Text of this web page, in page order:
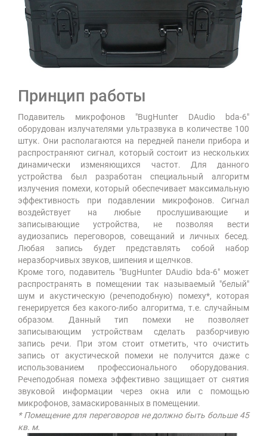
Принцип работы
Подавитель микрофонов "BugHunter DAudio bda-6"
оборудован излучателями ультразвука в количестве 100
штук. Они располагаются на передней панели прибора и
распространяют сигнал, который состоит из нескольких
динамически изменяющихся частот. Для данного
устройства был разработан специальный алгоритм
излучения помехи, который обеспечивает максимальную
эффективность при подавлении микрофонов. Сигнал
воздействует на любые прослушивающие и
записывающие устройства, не позволяя вести
аудиозапись переговоров, совещаний и личных бесед.
Любая запись будет представлять собой набор
неразборчивых звуков, шипения и щелчков.
Кроме того, подавитель "BugHunter DAudio bda-6" может
распространять в помещении так называемый "белый"
шум и акустическую (речеподобную) помеху*, которая
генерируется без какого-либо алгоритма, т.е. случайным
образом. Данный тип помехи не позволяет
записывающим устройствам сделать разборчивую
запись речи. При этом стоит отметить, что очистить
запись от акустической помехи не получится даже с
использованием профессионального оборудования.
Речеподобная помеха эффективно защищает от снятия
звуковой информации через окна или с помощью
микрофонов, замаскированных в помещении.
* Помещение для переговоров не должно быть больше 45
кв. м.